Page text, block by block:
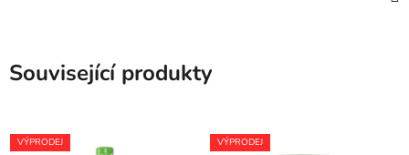
Související produkty
VÝPRODEJ VÝPRODEJ